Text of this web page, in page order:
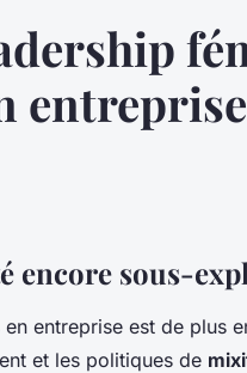
entreprise
encore sous-
en entreprise est de plus
et les politiques de